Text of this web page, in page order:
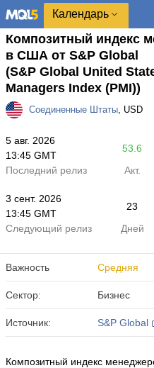
Календарь
Композитный индекс
в США от S&P Global
(S&P Global United
Managers Index (PMI))
Соединенные Штаты, USD
5 авг. 2026
13:45 GMT
53.6
Последний релиз
Акт.
3 сент. 2026
13:45 GMT
23
Следующий релиз
Дней
Важность Средняя
Сектор: Бизнес
Источник: S&P Global
Композитный индекс